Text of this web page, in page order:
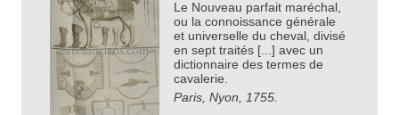
Le Nouveau parfait maréchal,
ou la connoissance générale
et universelle du cheval, divisé
en sept traités [...] avec un
dictionnaire des termes de
cavalerie.
Paris, Nyon, 1755.